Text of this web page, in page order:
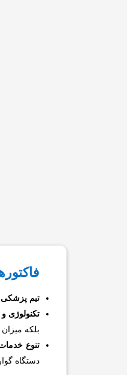
تیم
تکنولوژی
بلکه
تنوع
دستگاه